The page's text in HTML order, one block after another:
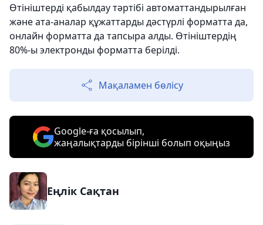
Өтініштерді қабылдау тәртібі автоматтандырылған
және ата-аналар құжаттарды дәстүрлі форматта да,
онлайн форматта да тапсыра алды. Өтініштердің
80%-ы электронды форматта берілді.
Мақаламен бөлісу
Google-ға қосылып,
жаңалықтарды бірінші болып оқыңыз
Еңлік Сақтан